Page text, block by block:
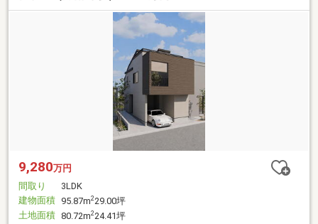
9,280万円
間取り
3LDK
建物面積 95.87m229.00坪
土地面積 80.72m224.41坪